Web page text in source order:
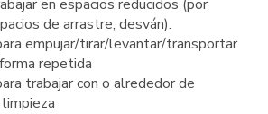
en espacios reducidos (por
de arrastre, desván).
empujar/tirar/levantar/transportar
repetida
trabajar con o alrededor de